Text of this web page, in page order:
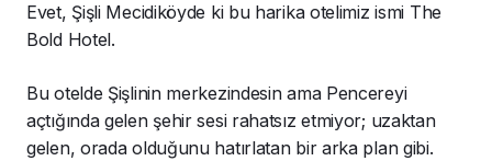
Evet, Şişli Mecidiköyde ki bu harika otelimiz ismi The
Bold Hotel.
Bu otelde Şişlinin merkezindesin ama Pencereyi
açtığında gelen şehir sesi rahatsız etmiyor; uzaktan
gelen, orada olduğunu hatırlatan bir arka plan gibi.